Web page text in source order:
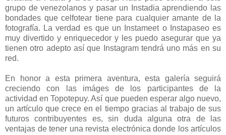
grupo de venezolanos y pasar un Instadia aprendiendo las
bondades que celfotear tiene para cualquier amante de la
fotografía. La verdad es que un Instameet o Instapaseo es
muy divertido y enriquecedor y les puedo asegurar que ya
tienen otro adepto así que Instagram tendrá uno más en su
red.
En honor a esta primera aventura, esta galería seguirá
creciendo con las imáges de los participantes de la
actividad en Topotepuy. Así que pueden esperar algo nuevo,
un artículo que crece en el tiempo gracias al trabajo de sus
futuros contribuyentes es, sin duda alguna otra de las
ventajas de tener una revista electrónica donde los artículos